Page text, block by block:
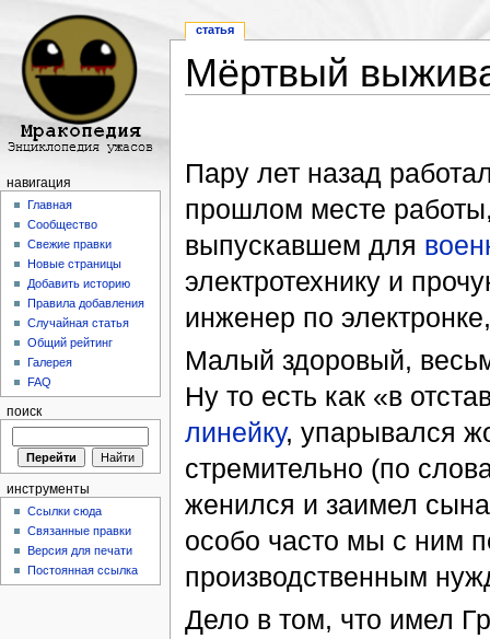
Мёртвый
Пару лет назад
прошлом месте
выпускавшем для
электротехнику и
инженер по
Малый здоровый,
Ну то есть как «в
линейку, упарывался
стремительно (по
женился и заимел
особо часто мы с ним
производственным
Дело в том, что имел
статья
навигация
Главная
Сообщество
Свежие правки
Новые страницы
Добавить историю
Правила добавления
Случайная статья
Общий рейтинг
Галерея
FAQ
поиск
инструменты
Ссылки сюда
Связанные правки
Версия для печати
Постоянная ссылка